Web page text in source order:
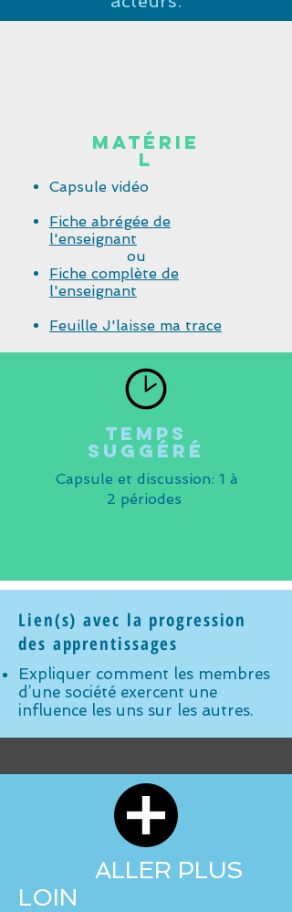
Matérie
l
Capsule vidéo
Fiche abrégée de
l'enseignant
ou
Fiche complète de
l'enseignant​
Feuille J'laisse ma trace
Temps
suggéré
Capsule et discussion: 1 à
2 périodes
Lien(s) avec la progression
des apprentissages
Expliquer comment les membres
d’une société exercent une
influence les uns sur les autres.
ALLER PLUS
LOIN